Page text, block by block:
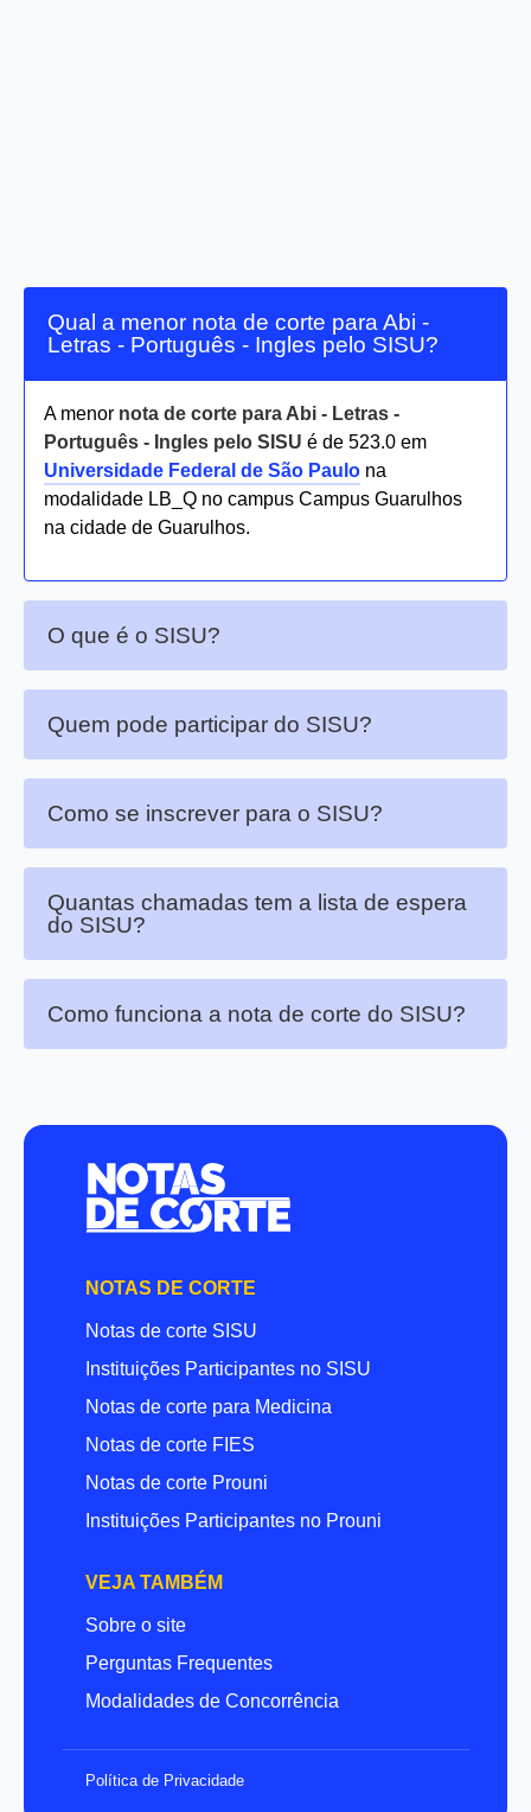
Qual a menor nota de corte para Abi -
Letras - Português - Ingles pelo SISU?
A menor nota de corte para Abi - Letras -
Português - Ingles pelo SISU é de 523.0 em
Universidade Federal de São Paulo na
modalidade LB_Q no campus Campus Guarulhos
na cidade de Guarulhos.
O que é o SISU?
Quem pode participar do SISU?
Como se inscrever para o SISU?
Quantas chamadas tem a lista de espera
do SISU?
Como funciona a nota de corte do SISU?
NOTAS DE CORTE
Notas de corte SISU
Instituições Participantes no SISU
Notas de corte para Medicina
Notas de corte FIES
Notas de corte Prouni
Instituições Participantes no Prouni
VEJA TAMBÉM
Sobre o site
Perguntas Frequentes
Modalidades de Concorrência
Política de Privacidade